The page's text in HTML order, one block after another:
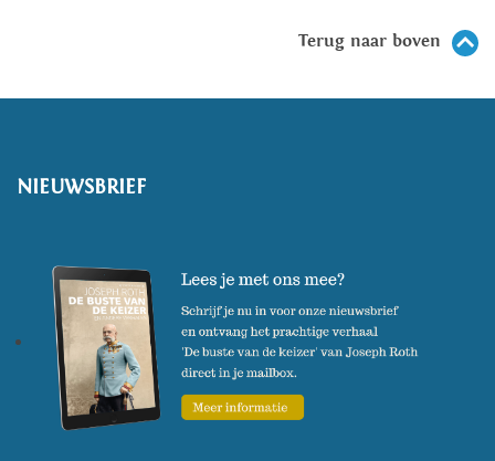
Terug naar boven
NIEUWSBRIEF